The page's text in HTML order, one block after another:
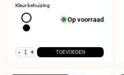
Kleur behuizing
Wit
Zwart
Op voorraad
- + TOEVOEGEN